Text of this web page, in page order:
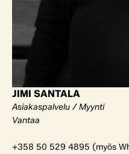
JIMI SANTALA
Asiakaspalvelu / Myynti
Vantaa
+358 50 529 4895 (myös